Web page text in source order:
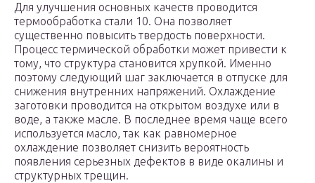
Для улучшения основных качеств проводится
термообработка стали 10. Она позволяет
существенно повысить твердость поверхности.
Процесс термической обработки может привести к
тому, что структура становится хрупкой. Именно
поэтому следующий шаг заключается в отпуске для
снижения внутренних напряжений. Охлаждение
заготовки проводится на открытом воздухе или в
воде, а также масле. В последнее время чаще всего
используется масло, так как равномерное
охлаждение позволяет снизить вероятность
появления серьезных дефектов в виде окалины и
структурных трещин.